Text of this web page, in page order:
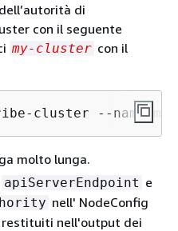
di
con il seguente
my-cluster con il
cluster --name
molto lunga.
apiServerEndpoint e
nell' NodeConfig
nell'output dei